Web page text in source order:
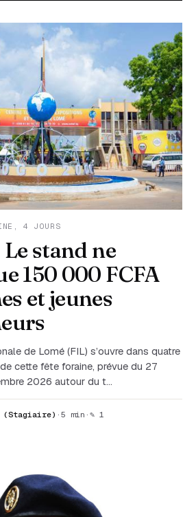
4 JOURS
stand ne
150 000 FCFA
et jeunes
de Lomé (FIL) s’ouvre dans quatre
cette fête foraine, prévue du 27
2026 autour du t…
(Stagiaire) · 5 min · ✎ 1